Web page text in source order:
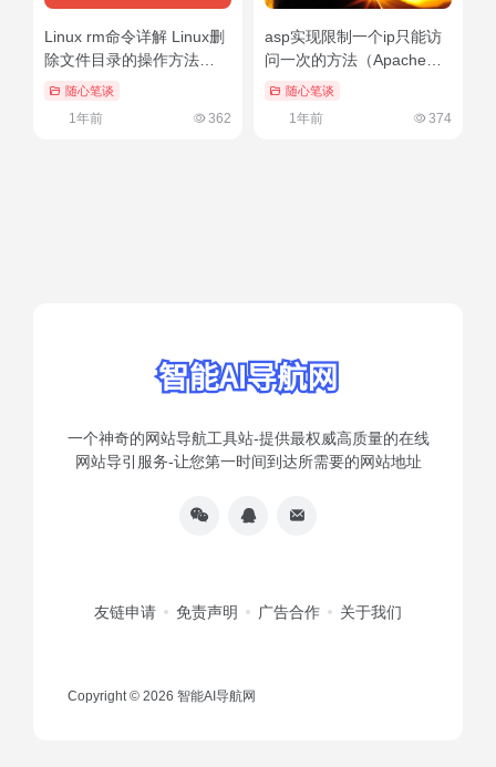
Linux rm命令详解 Linux删
除文件目录的操作方法
（linux中怎样删除目录）不
随心笔谈
1年前 362
asp实现限制一个ip只能访
问一次的方法（Apache访
问控制的两种）不要告诉别
随心笔谈
1年前 374
一个神奇的网站导航工具站-提供最权威高质量的在线
网站导引服务-让您第一时间到达所需要的网站地址
友链申请 免责声明 广告合作 关于我们
Copyright © 2026 智能AI导航网